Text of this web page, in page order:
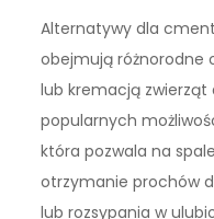
Alternatywy dla
obejmują różnorodne
lub kremacją
popularnych
która pozwala na
otrzymanie prochów
lub rozsypania w